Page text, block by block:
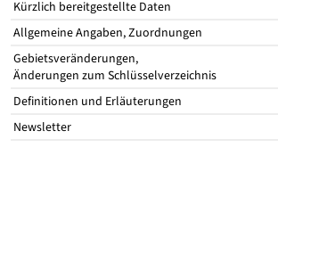
Kürzlich bereitgestellte Daten
Allgemeine Angaben, Zuordnungen
Gebietsveränderungen,
Änderungen zum Schlüsselverzeichnis
Definitionen und Erläuterungen
Newsletter